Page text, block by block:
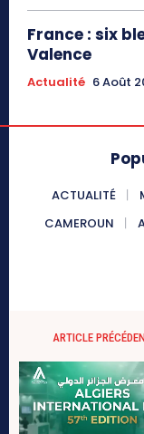
France : six
Valence
Actualité 6 Août
ACTUALITÉ
CAMEROUN
ARTICLE